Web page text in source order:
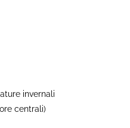
invernali
centrali)